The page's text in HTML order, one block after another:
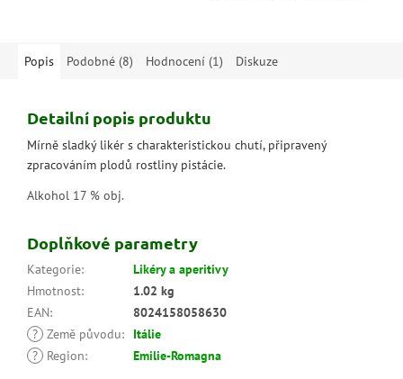
Popis
Podobné (8) Hodnocení (1) Diskuze
Detailní popis produktu
Mírně sladký likér s charakteristickou chutí, připravený
zpracováním plodů rostliny pistácie.
Alkohol 17 % obj.
Doplňkové parametry
Kategorie:
Likéry a aperitivy
Hmotnost:
1.02 kg
EAN:
8024158058630
? Země původu:
Itálie
?
Region: Emilie-Romagna